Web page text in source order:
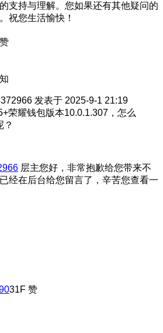
支持与理解。您如果还有其他疑问的
祝您生活愉快！
赞
发表于 2025-9-1 21:19
荣耀钱包版本10.0.1.307，怎么
？
层主您好，非常抱歉给您带来不
经在后台给您留言了，辛苦您查看一
31F 赞